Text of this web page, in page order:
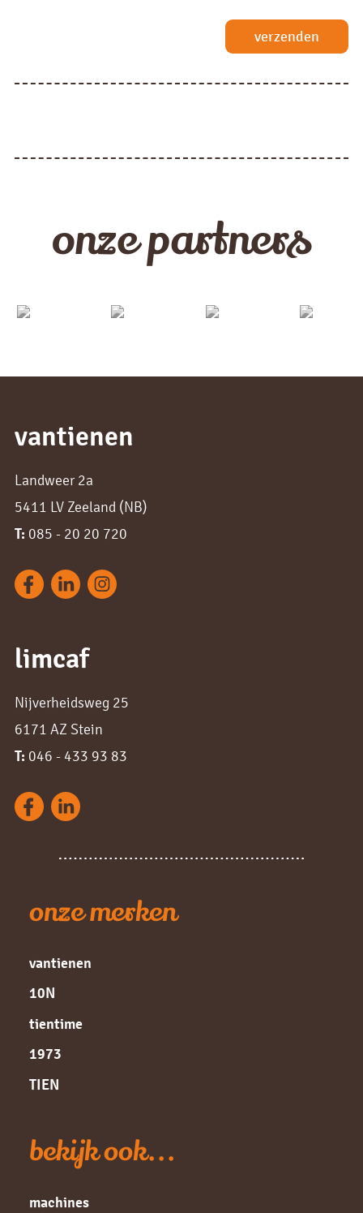
verzenden
onze partners
vantienen
Landweer 2a
5411 LV Zeeland (NB)
T: 085 - 20 20 720
limcaf
Nijverheidsweg 25
6171 AZ Stein
T: 046 - 433 93 83
onze merken
vantienen
10N
tientime
1973
TIEN
bekijk ook...
machines